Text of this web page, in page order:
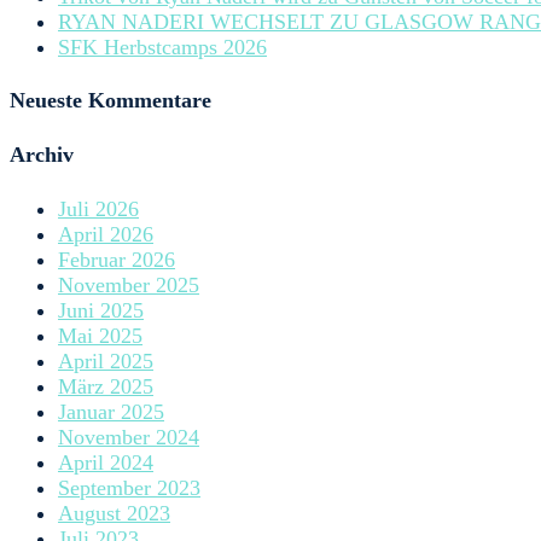
RYAN NADERI WECHSELT ZU GLASGOW
SFK Herbstcamps 2026
Neueste Kommentare
Archiv
Juli 2026
April 2026
Februar 2026
November 2025
Juni 2025
Mai 2025
April 2025
März 2025
Januar 2025
November 2024
April 2024
September 2023
August 2023